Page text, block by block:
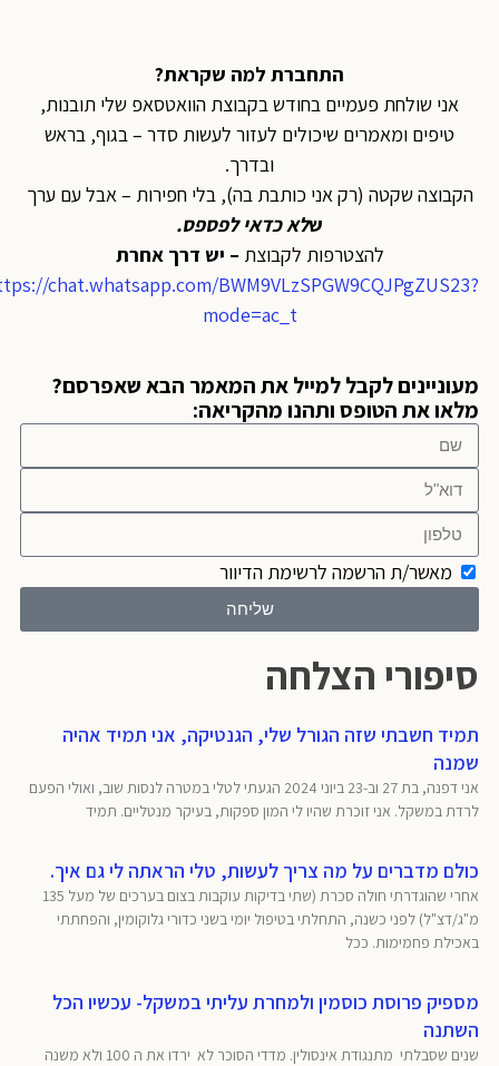
התחברת למה שקראת?
אני שולחת פעמיים בחודש בקבוצת הוואטסאפ שלי תובנות,
טיפים ומאמרים שיכולים לעזור לעשות סדר – בגוף, בראש
ובדרך.
הקבוצה שקטה (רק אני כותבת בה), בלי חפירות – אבל עם ערך
לא כדאי לפספס.
להצטרפות לקבוצת– יש דרך אחרת
https://chat.whatsapp.com/BWM9VLzSPGW9CQJPgZUS23?
mode=ac_t
מעוניינים לקבל למייל את המאמר הבא שאפרסם?
מלאו את הטופס ותהנו מהקריאה:
מאשר/ת הרשמה לרשימת הדיוור
שליחה
סיפורי הצלחה
תמיד חשבתי שזה הגורל שלי, הגנטיקה, אני תמיד אהיה
שמנה
אני דפנה, בת 27 וב-23 ביוני 2024 הגעתי לטלי במטרה לנסות שוב, ואולי הפעם
לרדת במשקל. אני זוכרת שהיו לי המון ספקות, בעיקר מנטליים. תמיד
כולם מדברים על מה צריך לעשות, טלי הראתה לי גם איך.
אחרי שהוגדרתי חולה סכרת (שתי בדיקות עוקבות בצום בערכים של מעל 135
מ"ג/דצ"ל) לפני כשנה, התחלתי בטיפול יומי בשני כדורי גלוקומין, והפחתתי
באכילת פחמימות. ככל
מספיק פרוסת כוסמין ולמחרת עליתי במשקל- עכשיו הכל
השתנה
שנים שסבלתי מתנגודת אינסולין. מדדי הסוכר לא ירדו את ה 100 ולא משנה